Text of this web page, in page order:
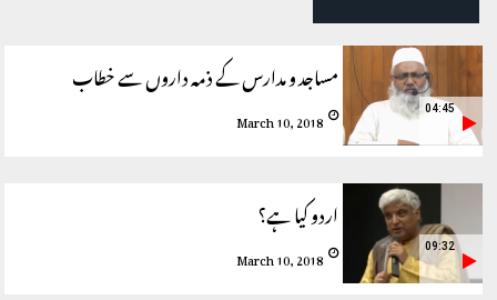
مساجد و مدارس کے ذمہ داروں سے خطاب
March 10, 2018 04:45
اردو کیا ہے؟
March 10, 2018 09:32